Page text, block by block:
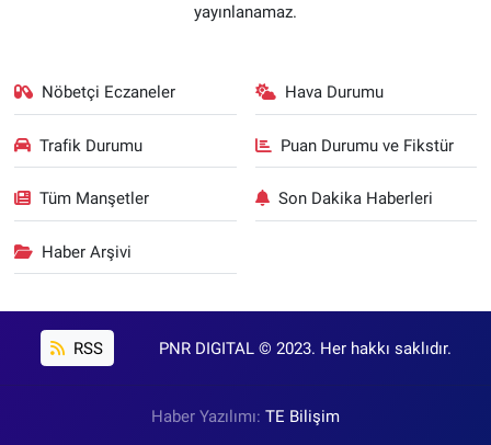
yayınlanamaz.
Nöbetçi Eczaneler Hava Durumu
Trafik Durumu Puan Durumu ve Fikstür
Tüm Manşetler Son Dakika Haberleri
Haber Arşivi
RSS PNR DIGITAL © 2023. Her hakkı saklıdır.
Haber Yazılımı: TE Bilişim